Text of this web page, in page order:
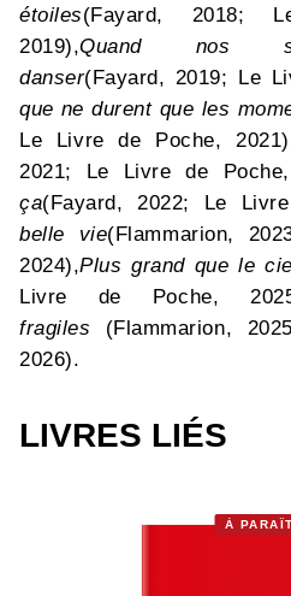
étoiles(Fayard, 2018;
2019),Quand nos
danser(Fayard, 2019; Le
que ne durent que les
Le Livre de Poche,
2021; Le Livre de
ça(Fayard, 2022; Le
belle vie(Flammarion,
2024),Plus grand que le
Livre de Poche,
fragiles (Flammarion,
2026).
LIVRES LIÉS
À